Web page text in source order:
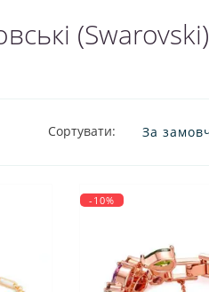
(Swarovski)
Сортувати:
-10%